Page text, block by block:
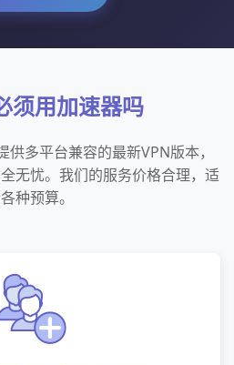
须用加速器吗
多平台兼容的最新VPN版本，
无忧。我们的服务价格合理，适
种预算。